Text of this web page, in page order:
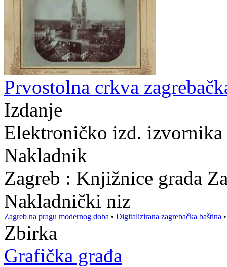
Prvostolna crkva
Izdanje
Elektroničko izd.
Nakladnik
Zagreb : Knjižnice grada
Nakladnički niz
Zagreb na pragu modernog doba • Digitalizirana zagrebačka baština
Zbirka
Grafička građa